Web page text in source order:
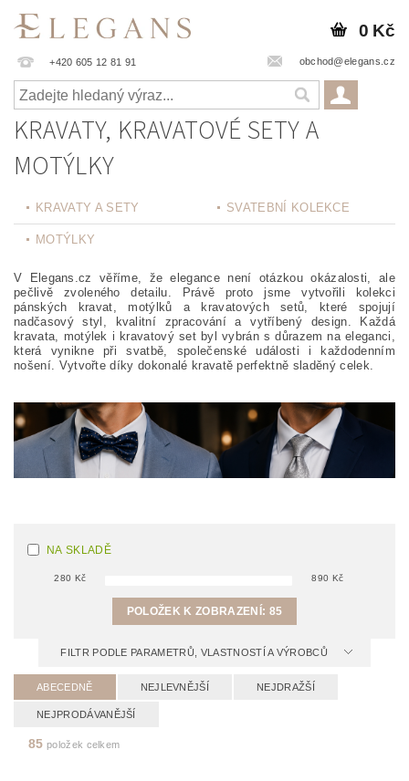
+420 605 12 81 91 obchod@elegans.cz
0 Kč
KRAVATY, KRAVATOVÉ SETY A
MOTÝLKY
KRAVATY A SETY SVATEBNÍ KOLEKCE
MOTÝLKY
V Elegans.cz věříme, že elegance není otázkou okázalosti, ale
pečlivě zvoleného detailu. Právě proto jsme vytvořili kolekci
pánských kravat, motýlků a kravatových setů, které spojují
nadčasový styl, kvalitní zpracování a vytříbený design. Každá
kravata, motýlek i kravatový set byl vybrán s důrazem na eleganci,
která vynikne při svatbě, společenské události i každodenním
nošení. Vytvořte díky dokonalé kravatě perfektně sladěný celek.
NA SKLADĚ
280 Kč 890 Kč
POLOŽEK K ZOBRAZENÍ: 85
FILTR PODLE PARAMETRŮ, VLASTNOSTÍ A VÝROBCŮ
ABECEDNĚ NEJLEVNĚJŠÍ NEJDRAŽŠÍ
NEJPRODÁVANĚJŠÍ
85 položek celkem